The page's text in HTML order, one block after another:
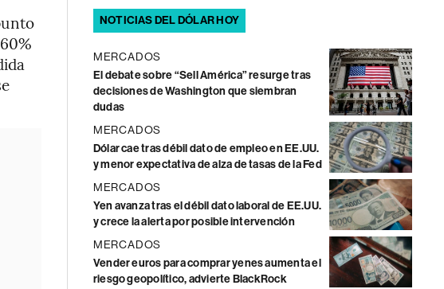
NOTICIAS DEL DÓLAR HOY
MERCADOS
El debate sobre “Sell América” resurge tras
decisiones de Washington que siembran
dudas
MERCADOS
Dólar cae tras débil dato de empleo en EE.UU.
y menor expectativa de alza de tasas de la Fed
MERCADOS
Yen avanza tras el débil dato laboral de EE.UU.
y crece la alerta por posible intervención
MERCADOS
Vender euros para comprar yenes aumenta el
riesgo geopolítico, advierte BlackRock